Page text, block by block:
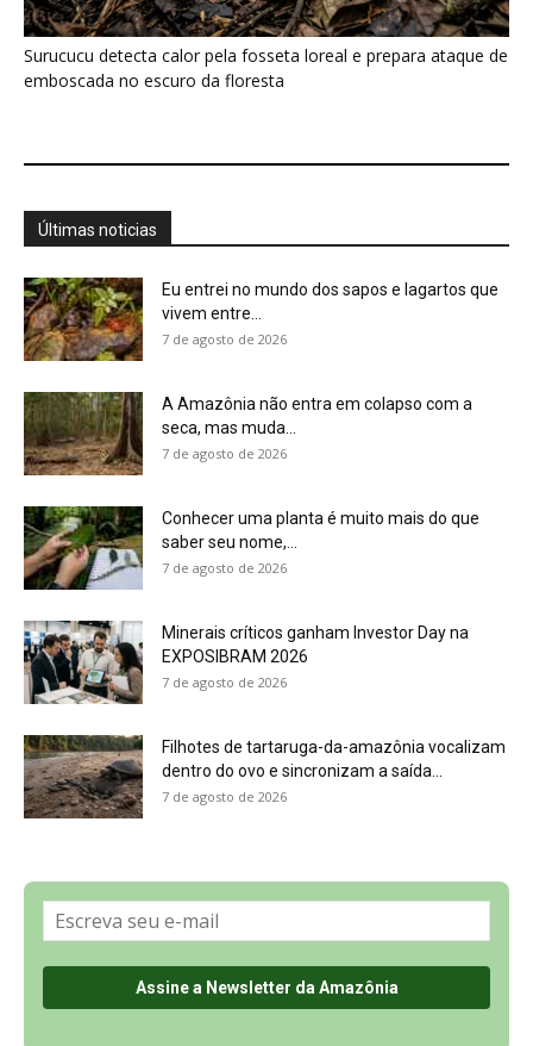
A Amazônia não entra em colapso com a
seca, mas muda...
7 de agosto de 2026
Minerais críticos ganham Investor Day na
7 de agosto de 2026
7 de agosto de 2026
Política de Privacidade, LGPD e RGPD
Últimas Notícias
🌎 Español
©